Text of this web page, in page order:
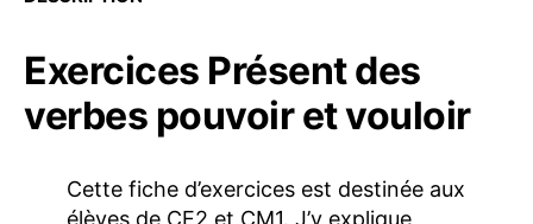
Exercices Présent des
verbes pouvoir et vouloir
Cette fiche d’exercices est destinée aux
élèves de CE2 et CM1. J’y explique